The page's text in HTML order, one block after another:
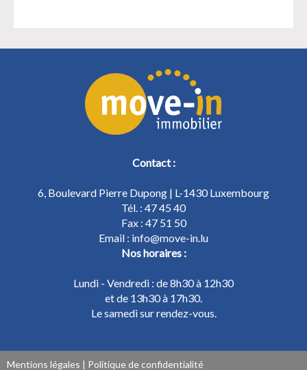
Contact :
6, Boulevard Pierre Dupong | L-1430 Luxembourg
Tél. : 47 45 40
Fax : 47 51 50
Email : info@move-in.lu
Nos horaires :
Lundi - Vendredi : de 8h30 à 12h30
et de 13h30 à 17h30.
Le samedi sur rendez-vous.
Mentions légales | Politique de confidentialité